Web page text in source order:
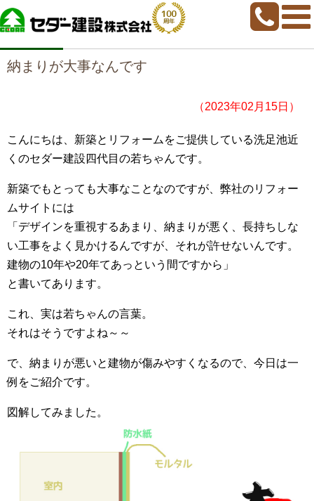
home >若ちゃんブログ> 納まりが大事なんです
納まりが大事なんです
（2023年02月15日）
こんにちは、新築とリフォームをご提供している洗足池近
くのセダー建設四代目の若ちゃんです。
新築でもとっても大事なことなのですが、弊社のリフォー
ムサイト には
「デザインを重視するあまり、納まりが悪く、長持ちしな
い工事をよく見かけるんですが、それが許せないんです。
建物の10年や20年てあっという間ですから」
と書いてあります。
これ、実は若ちゃんの言葉。
それはそうですよね～～
で、納まりが悪いと建物が傷みやすくなるので、今日は一
例をご紹介です。
図解してみました。